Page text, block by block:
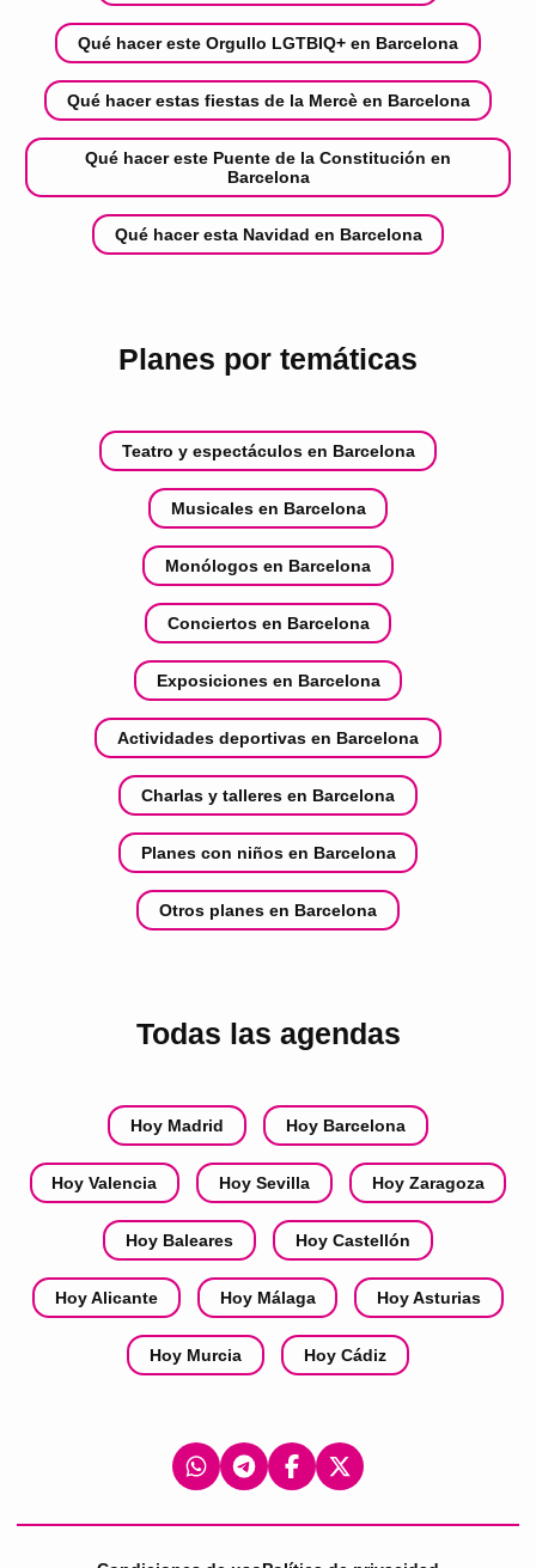
Qué hacer este Orgullo LGTBIQ+ en Barcelona
Qué hacer estas fiestas de la Mercè en Barcelona
Qué hacer este Puente de la Constitución en
Barcelona
Qué hacer esta Navidad en Barcelona
Planes por temáticas
Teatro y espectáculos en Barcelona
Musicales en Barcelona
Monólogos en Barcelona
Conciertos en Barcelona
Exposiciones en Barcelona
Actividades deportivas en Barcelona
Charlas y talleres en Barcelona
Planes con niños en Barcelona
Otros planes en Barcelona
Todas las agendas
Hoy Madrid Hoy Barcelona
Hoy Valencia Hoy Sevilla Hoy Zaragoza
Hoy Baleares Hoy Castellón
Hoy Alicante Hoy Málaga Hoy Asturias
Hoy Murcia Hoy Cádiz